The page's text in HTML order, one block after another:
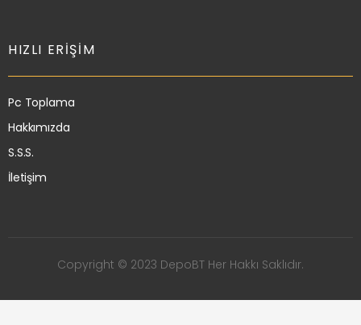
HIZLI ERIŞIM
Pc Toplama
Hakkımızda
S.S.S.
İletişim
Copyright © 2023 DepoBT Her Hakkı Saklıdır.